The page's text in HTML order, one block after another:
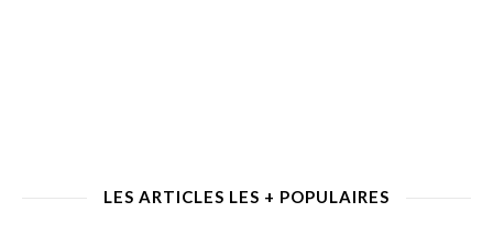
LES ARTICLES LES + POPULAIRES